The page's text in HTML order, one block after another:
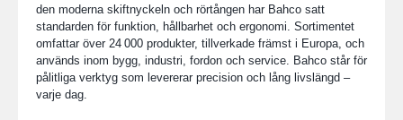
den moderna skiftnyckeln och rörtången har Bahco satt
standarden för funktion, hållbarhet och ergonomi. Sortimentet
omfattar över 24 000 produkter, tillverkade främst i Europa, och
används inom bygg, industri, fordon och service. Bahco står för
pålitliga verktyg som levererar precision och lång livslängd –
varje dag.